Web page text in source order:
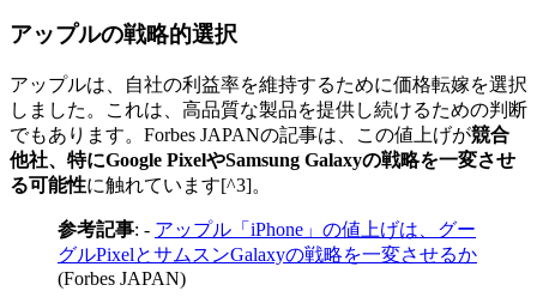
アップルの戦略的選択
アップルは、自社の利益率を維持するために価格転嫁を選択
しました。これは、高品質な製品を提供し続けるための判断
でもあります。Forbes JAPANの記事は、この値上げが競合
他社、特にGoogle PixelやSamsung Galaxyの戦略を一変させ
る可能性に触れています[^3]。
参考記事: - アップル「iPhone」の値上げは、グー
グルPixelとサムスンGalaxyの戦略を一変させるか
(Forbes JAPAN)